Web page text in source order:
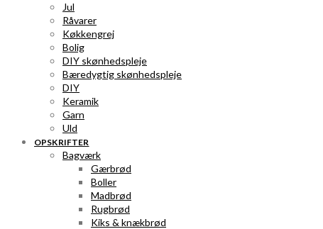
Jul
Råvarer
Køkkengrej
Bolig
DIY skønhedspleje
Bæredygtig skønhedspleje
DIY
Keramik
Garn
Uld
OPSKRIFTER
Bagværk
Gærbrød
Boller
Madbrød
Rugbrød
Kiks & knækbrød